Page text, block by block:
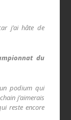
j’ai hâte de
du
podium qui
j’aimerais
reste encore